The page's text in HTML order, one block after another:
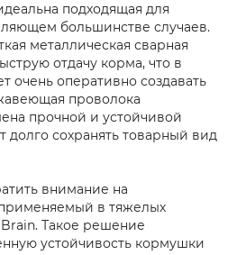
подходящая для
большинстве случаев.
металлическая сварная
отдачу корма, что в
очень оперативно создавать
проволока
прочной и устойчивой
долго сохранять товарный вид
внимание на
в тяжелых
Такое решение
устойчивость кормушки